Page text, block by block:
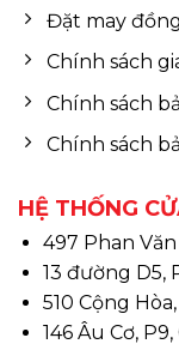
Đặt may
Chính sách
Chính sách
Chính sách
HỆ THỐNG
497 Phan Văn
13 đường D5,
510 Cộng
146 Âu Cơ,